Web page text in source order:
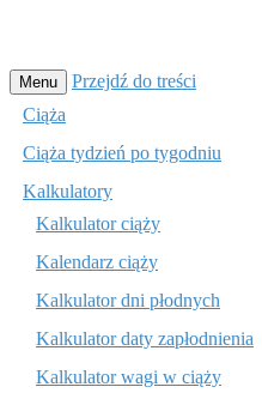
Menu
Przejdź do treści
Ciąża
Ciąża tydzień po tygodniu
Kalkulatory
Kalkulator ciąży
Kalendarz ciąży
Kalkulator dni płodnych
Kalkulator daty zapłodnienia
Kalkulator wagi w ciąży